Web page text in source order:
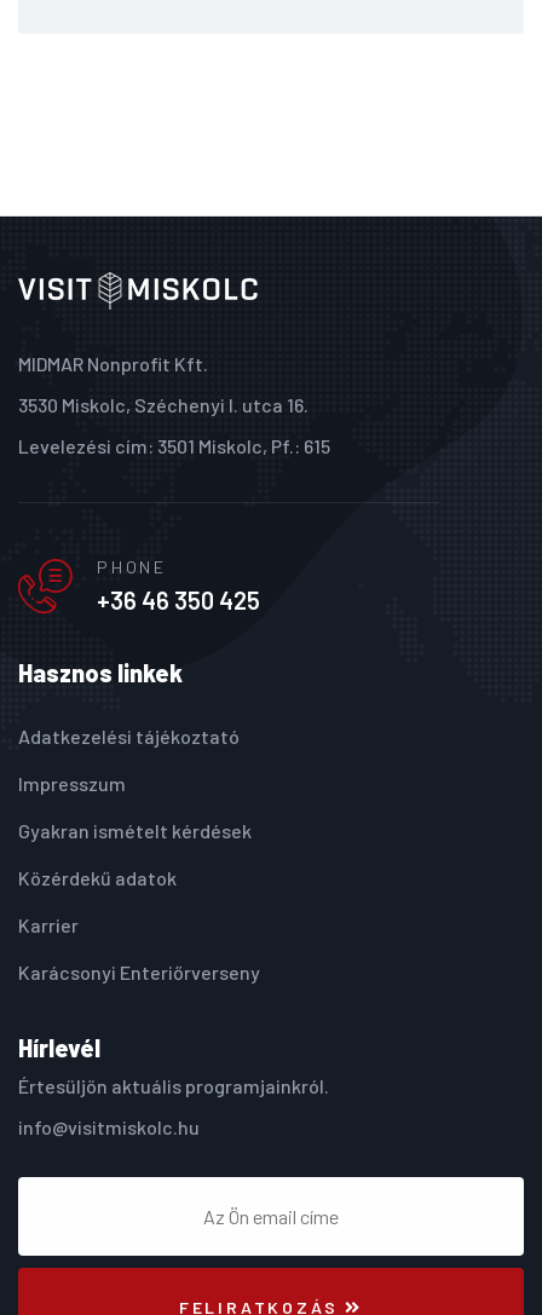
MIDMAR Nonprofit Kft.
3530 Miskolc, Széchenyi I. utca 16.
Levelezési cím: 3501 Miskolc, Pf.: 615
PHONE
+36 46 350 425
Hasznos linkek
Adatkezelési tájékoztató
Impresszum
Gyakran ismételt kérdések
Közérdekű adatok
Karrier
Karácsonyi Enteriőrverseny
Hírlevél
Értesüljön aktuális programjainkról.
info@visitmiskolc.hu
FELIRATKOZÁS